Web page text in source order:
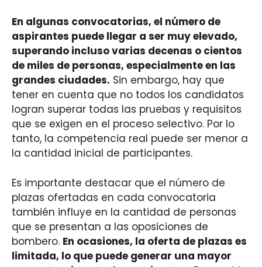
En algunas convocatorias, el número de
aspirantes puede llegar a ser muy elevado,
superando incluso varias decenas o cientos
de miles de personas, especialmente en las
grandes ciudades. Sin embargo, hay que
tener en cuenta que no todos los candidatos
logran superar todas las pruebas y requisitos
que se exigen en el proceso selectivo. Por lo
tanto, la competencia real puede ser menor a
la cantidad inicial de participantes.
Es importante destacar que el número de
plazas ofertadas en cada convocatoria
también influye en la cantidad de personas
que se presentan a las oposiciones de
bombero. En ocasiones, la oferta de plazas es
limitada, lo que puede generar una mayor